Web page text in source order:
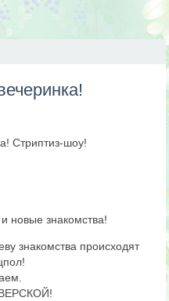
новые знакомства!
знакомства происходят